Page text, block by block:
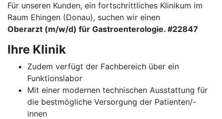
Für unseren Kunden, ein fortschrittliches Klinikum im
Raum Ehingen (Donau), suchen wir einen
Oberarzt (m/w/d) für Gastroenterologie. #22847
Ihre Klinik
Zudem verfügt der Fachbereich über ein
Funktionslabor
Mit einer modernen technischen Ausstattung für
die bestmögliche Versorgung der Patienten/-
innen